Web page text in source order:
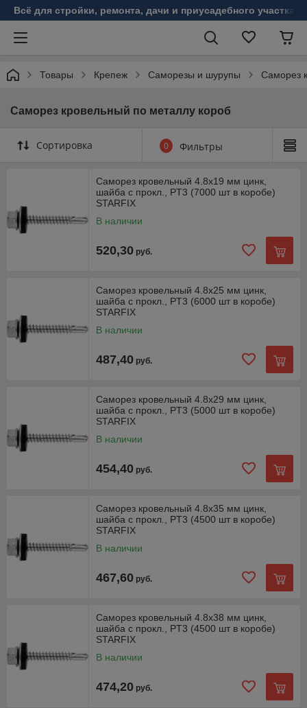
Всё для стройки, ремонта, дачи и приусадебного участка!
Товары Крепеж Саморезы и шурупы Саморез
Саморез кровельный по металлу короб
Сортировка 0 Фильтры
Саморез кровельный 4.8х19 мм цинк,
шайба с прокл., PT3 (7000 шт в коробе)
STARFIX
В наличии
520,30 руб.
Саморез кровельный 4.8х25 мм цинк,
шайба с прокл., PT3 (6000 шт в коробе)
STARFIX
В наличии
487,40 руб.
Саморез кровельный 4.8х29 мм цинк,
шайба с прокл., PT3 (5000 шт в коробе)
STARFIX
В наличии
454,40 руб.
Саморез кровельный 4.8х35 мм цинк,
шайба с прокл., PT3 (4500 шт в коробе)
STARFIX
В наличии
467,60 руб.
Саморез кровельный 4.8х38 мм цинк,
шайба с прокл., PT3 (4500 шт в коробе)
STARFIX
В наличии
474,20 руб.